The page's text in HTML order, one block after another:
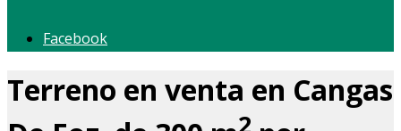
Facebook
Terreno en venta en Cangas